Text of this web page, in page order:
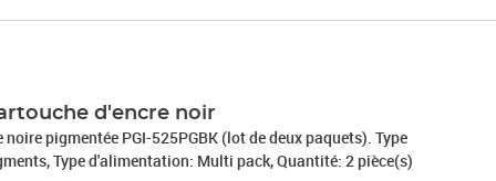
d'encre noir
noire pigmentée PGI-525PGBK (lot de deux paquets). Type
Type d'alimentation: Multi pack, Quantité: 2 pièce(s)